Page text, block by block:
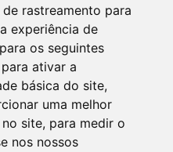
rastreamento para
experiência de
os seguintes
para ativar a
básica do site,
uma melhor
site, para medir o
nos nossos